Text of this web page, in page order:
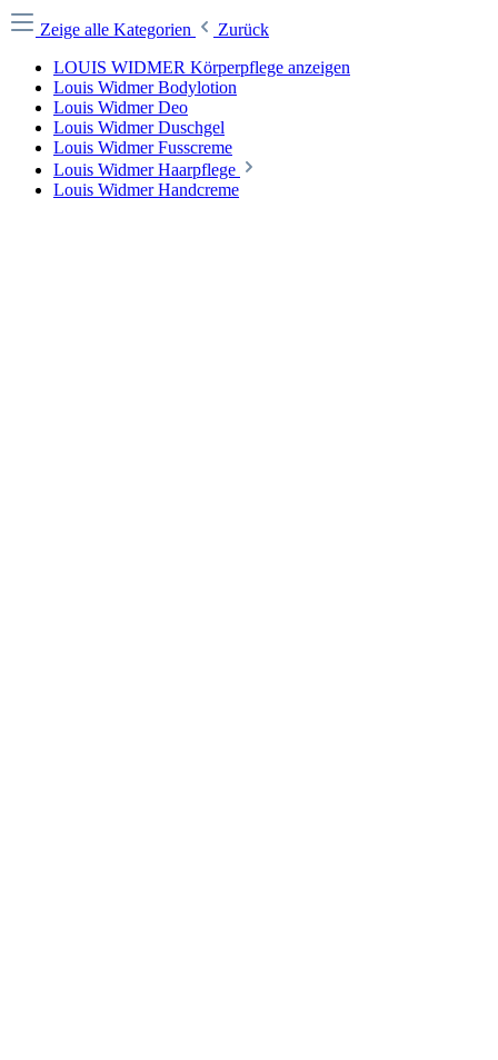
Zeige alle Kategorien
Zurück
LOUIS WIDMER Körperpflege anzeigen
Louis Widmer Bodylotion
Louis Widmer Deo
Louis Widmer Duschgel
Louis Widmer Fusscreme
Louis Widmer Haarpflege
Louis Widmer Handcreme